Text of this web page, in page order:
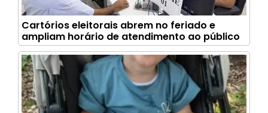
Cartórios eleitorais abrem no feriado e
ampliam horário de atendimento ao público